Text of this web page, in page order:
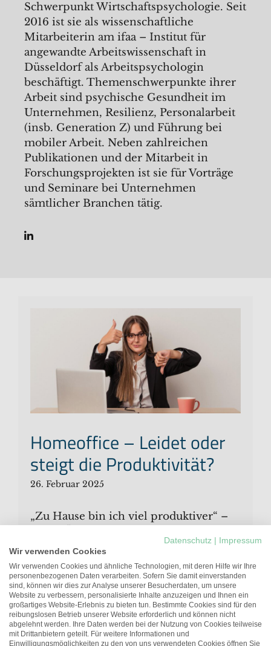
Schwerpunkt Wirtschaftspsychologie. Seit
2016 ist sie als wissenschaftliche
Mitarbeiterin am ifaa – Institut für
angewandte Arbeitswissenschaft in
Düsseldorf als Arbeitspsychologin
beschäftigt. Themenschwerpunkte ihrer
Arbeit sind psychische Gesundheit im
Unternehmen, Resilienz, Personalarbeit
(insb. Generation Z) und Führung bei
mobiler Arbeit. Neben zahlreichen
Publikationen und der Mitarbeit in
Forschungsprojekten ist sie für Vorträge
und Seminare bei Unternehmen
sämtlicher Branchen tätig.
Homeoffice – Leidet oder
steigt die Produktivität?
26. Februar 2025
„Zu Hause bin ich viel produktiver“ –
Arbeitnehmer:innen, die die
Möglichkeit haben, im Homeoffice zu
arbeiten. Studien liefern
widersprüchliche Ergebnisse. Doch wie
ist die Lage wirklich? Und was können
Arbeitgeber:innen und Führungskräfte
tun, um die Arbeit von zu Hause aus
Datenschutz
Impressum
Wir verwenden Cookies
Wir verwenden Cookies und ähnliche Technologien, mit deren Hilfe wir Ihre
personenbezogenen Daten verarbeiten. Sofern Sie damit einverstanden
sind, können wir dies zur Analyse unserer Besucherdaten, um unsere
Website zu verbessern, personalisierte Inhalte anzuzeigen und Ihnen ein
großartiges Website-Erlebnis zu bieten tun. Bestimmte Cookies sind für den
reibungslosen Betrieb unserer Website erforderlich und können nicht
abgelehnt werden. Ihre Daten werden bei der Nutzung von Cookies teilweise
mit Drittanbietern geteilt. Für weitere Informationen und
Einwilligungsmöglichkeiten zu den von uns verwendeten Cookies öffnen Sie